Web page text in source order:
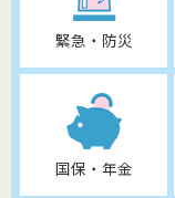
緊急・防災
国保・年金